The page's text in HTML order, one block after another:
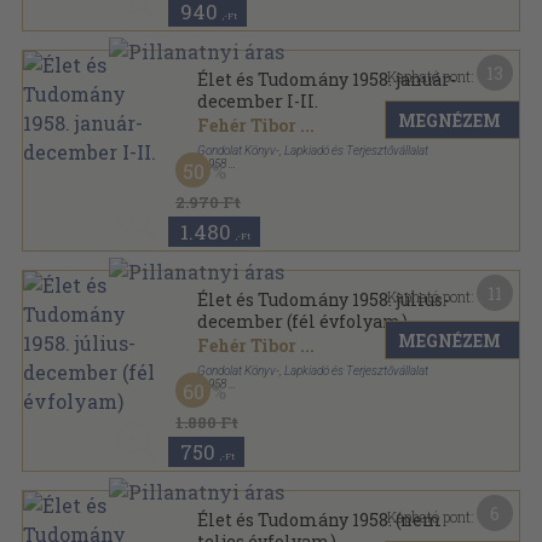
940 ,-Ft
Élet és Tudomány 1958. január-
december I-II.
Fehér Tibor ...
Gondolat Könyv-, Lapkiadó és Terjesztővállalat
, 1958
Könyvkötői kötés
Élet és Tudomány sorozat
2.970 Ft
50
1.480 ,-Ft
Kapható pont:
MEGNÉZEM
Élet és Tudomány 1958. július-
december (fél évfolyam)
Fehér Tibor ...
Gondolat Könyv-, Lapkiadó és Terjesztővállalat
, 1958
Könyvkötői kötés
Élet és Tudomány sorozat
1.880 Ft
60
750 ,-Ft
Kapható pont:
MEGNÉZEM
Élet és Tudomány 1958. (nem
Kapható pont: